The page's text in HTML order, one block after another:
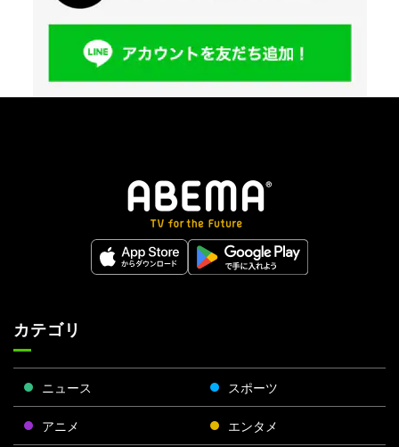
カテゴリ
ニュース スポーツ
アニメ エンタメ